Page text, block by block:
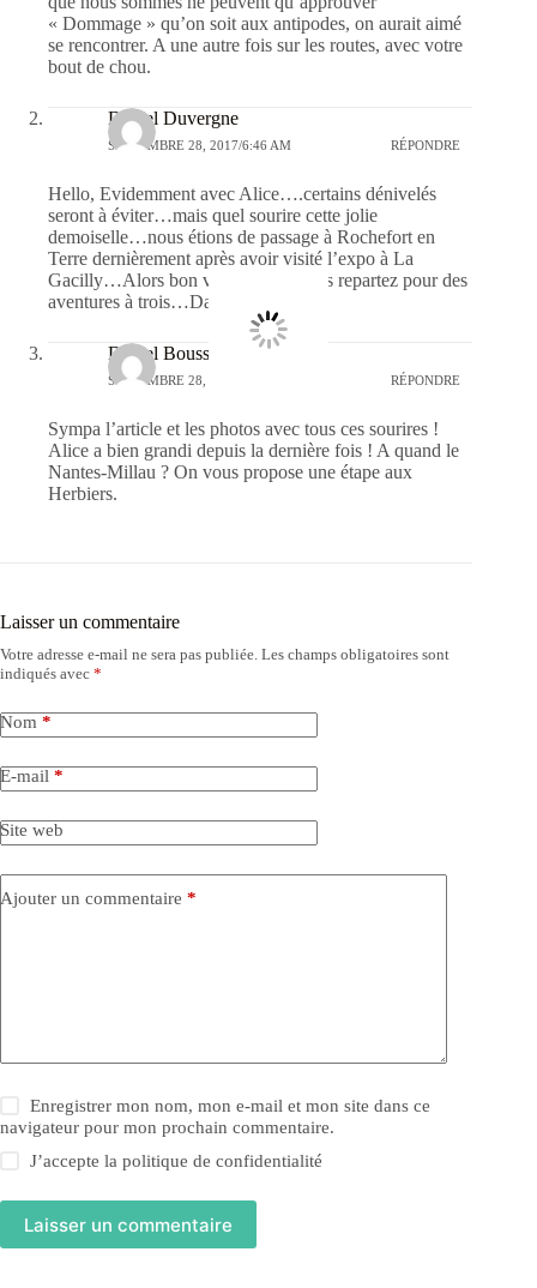
« Dommage » qu’on soit aux antipodes, on aurait aimé
se rencontrer. A une autre fois sur les routes, avec votre
bout de chou.
Daniel Duvergne
SEPTEMBRE 28, 2017/6:46 AM RÉPONDRE
Hello, Evidemment avec Alice….certains dénivelés
seront à éviter…mais quel sourire cette jolie
demoiselle…nous étions de passage à Rochefort en
Terre dernièrement après avoir visité l’expo à La
Gacilly…Alors bon vent si vous vous repartez pour des
aventures à trois…Daniel – Challans
Daniel Bousseau
SEPTEMBRE 28, 2017/8:25 AM RÉPONDRE
Sympa l’article et les photos avec tous ces sourires !
Alice a bien grandi depuis la dernière fois ! A quand le
Nantes-Millau ? On vous propose une étape aux
Herbiers.
Laisser un commentaire
Votre adresse e-mail ne sera pas publiée. Les champs obligatoires sont
indiqués avec *
Nom *
E-mail *
Site web
Ajouter un commentaire *
Enregistrer mon nom, mon e-mail et mon site dans ce
navigateur pour mon prochain commentaire.
J’accepte lapolitique de confidentialité
Laisser un commentaire